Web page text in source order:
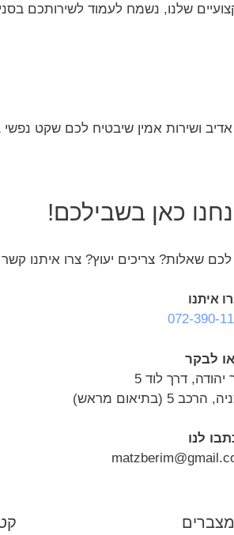
שלנו, נשמח לעמוד לשירותכם
ושירות אמין שיבטיח לכם שקט נפשי
כאן בשבילכם!
לכם שאלות? צריכים יעוץ? צרו איתנו קשר
איתנו
072-390-
לבקר
יהודה, דרך לוד 5
הרכב 5 (בתיאום מראש)
לנו
מצברים